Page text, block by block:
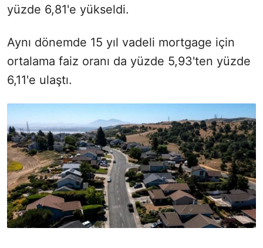
yüzde 6,81'e yükseldi.
Aynı dönemde 15 yıl vadeli mortgage için
ortalama faiz oranı da yüzde 5,93'ten yüzde
6,11'e ulaştı.